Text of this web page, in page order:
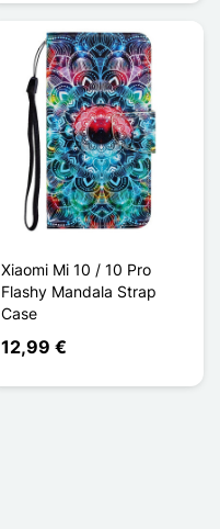
Xiaomi Mi 10 / 10 Pro
Flashy Mandala Strap
Case
12,99 €